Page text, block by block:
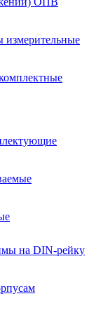
измерительные
на DIN-рейку